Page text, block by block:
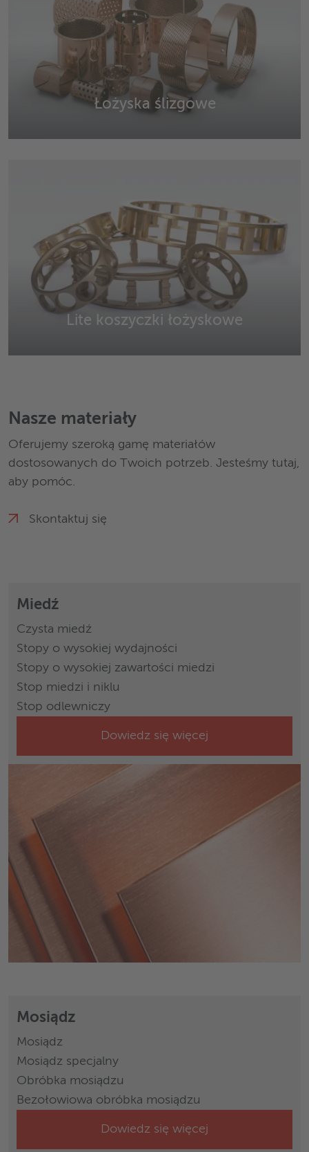
Łożyska ślizgowe
Lite koszyczki łożyskowe
Nasze materiały
Oferujemy szeroką gamę materiałów
dostosowanych do Twoich potrzeb. Jesteśmy tutaj,
aby pomóc.
Skontaktuj się
Miedź
Czysta miedź
Stopy o wysokiej wydajności
Stopy o wysokiej zawartości miedzi
Stop miedzi i niklu
Stop odlewniczy
Dowiedz się więcej
Mosiądz
Mosiądz
Mosiądz specjalny
Obróbka mosiądzu
Bezołowiowa obróbka mosiądzu
Dowiedz się więcej